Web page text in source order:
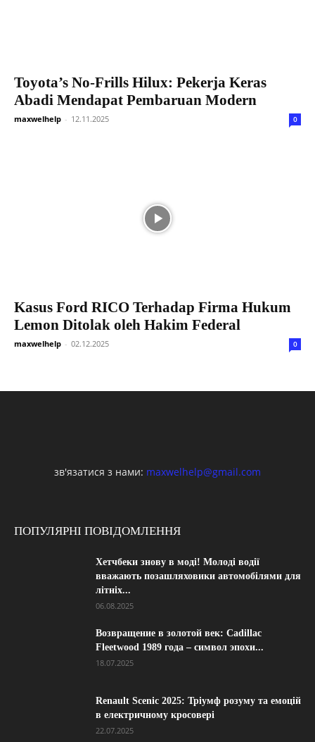
Toyota’s No-Frills Hilux: Pekerja Keras
Abadi Mendapat Pembaruan Modern
maxwelhelp - 12.11.2025 0
Kasus Ford RICO Terhadap Firma Hukum
Lemon Ditolak oleh Hakim Federal
maxwelhelp - 02.12.2025 0
зв'язатися з нами: maxwelhelp@gmail.com
ПОПУЛЯРНІ ПОВІДОМЛЕННЯ
Хетчбеки знову в моді! Молоді водії
вважають позашляховики автомобілями для
літніх...
06.08.2025
Возвращение в золотой век: Cadillac
Fleetwood 1989 года – символ эпохи...
18.07.2025
Renault Scenic 2025: Тріумф розуму та емоцій
в електричному кросовері
22.07.2025